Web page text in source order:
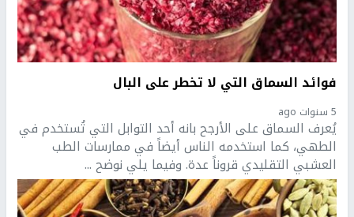
فوائد السماق التي لا تخطر على البال
5 سنوات ago
يُعرف السماق على الأرجح بانه أحد التوابل التي تُستخدم في
الطهي، كما استخدمه الناس أيضاً في ممارسات الطب
العشبي التقليدي قروناً عدة. وفيما يلي نوضح ...